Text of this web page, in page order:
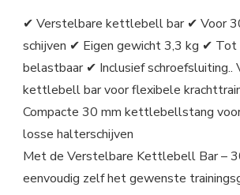
✔ Verstelbare kettlebell bar ✔ Voor
schijven ✔ Eigen gewicht 3,3 kg ✔ Tot
belastbaar ✔ Inclusief schroefsluiting..
kettlebell bar voor flexibele
Compacte 30 mm kettlebellstang
losse halterschijven
Met de Verstelbare Kettlebell Bar –
eenvoudig zelf het gewenste